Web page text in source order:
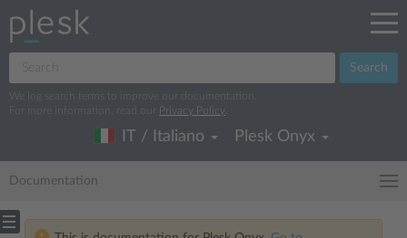
Search
We log search terms to improve our documentation.
For more information, read our
Privacy Policy
IT / Italiano Plesk Onyx
Documentation